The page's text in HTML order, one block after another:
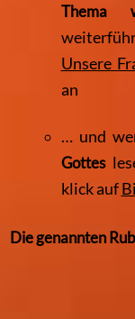
Thema
Unsere
an
… und
Gottes
klick auf
Die genannten